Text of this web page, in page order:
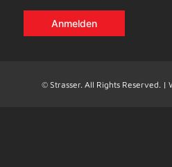
© Strasser. All Rights Reserved. |